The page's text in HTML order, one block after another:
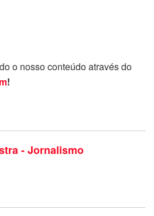
o nosso conteúdo através do
!
- Jornalismo